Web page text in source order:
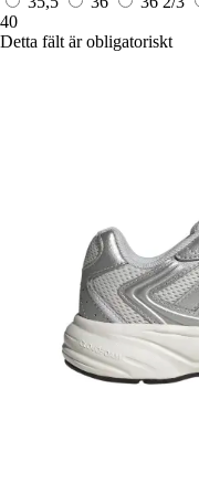
40
Detta fält är obligatoriskt